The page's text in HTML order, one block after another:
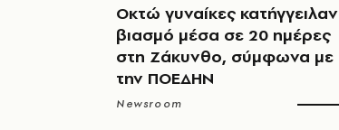
Οκτώ γυναίκες κατήγγειλαν
βιασμό μέσα σε 20 ημέρες
στη Ζάκυνθο, σύμφωνα με
την ΠΟΕΔΗΝ
Newsroom